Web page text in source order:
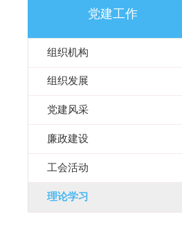
党建工作
组织机构
组织发展
党建风采
廉政建设
工会活动
理论学习